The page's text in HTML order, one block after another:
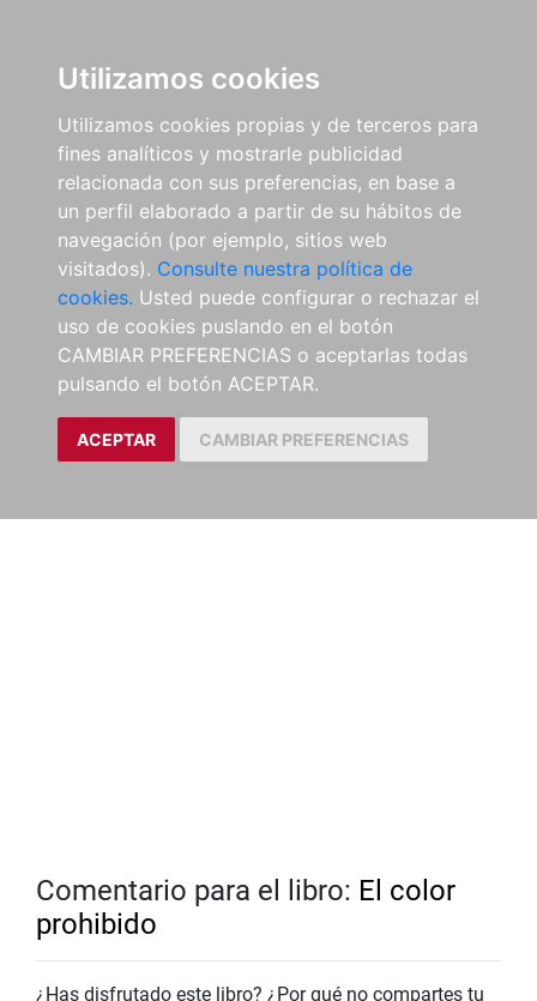
Utilizamos cookies
Utilizamos cookies propias y de terceros para
fines analíticos y mostrarle publicidad
relacionada con sus preferencias, en base a
un perfil elaborado a partir de su hábitos de
navegación (por ejemplo, sitios web
visitados). Consulte nuestra política de
cookies. Usted puede configurar o rechazar el
uso de cookies puslando en el botón
CAMBIAR PREFERENCIAS o aceptarlas todas
pulsando el botón ACEPTAR.
ACEPTAR CAMBIAR PREFERENCIAS
Comentario para el libro: El color
prohibido
¿Has disfrutado este libro? ¿Por qué no compartes tu